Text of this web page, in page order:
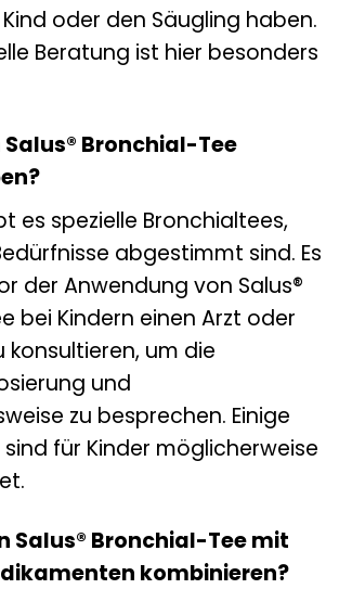
oder den Säugling haben.
Beratung ist hier besonders
Bronchial-Tee
es spezielle Bronchialtees,
abgestimmt sind. Es
der Anwendung von Salus®
bei Kindern einen Arzt oder
konsultieren, um die
und
zu besprechen. Einige
für Kinder möglicherweise
Salus® Bronchial-Tee mit
kombinieren?